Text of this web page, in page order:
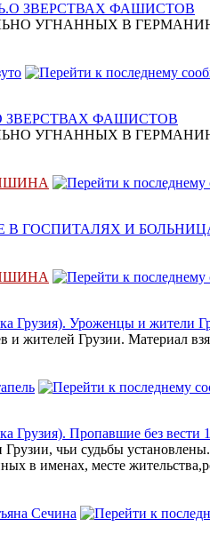
ЗВЕРСТВАХ ФАШИСТОВ
УГНАННЫХ В
ЗВЕРСТВАХ ФАШИСТОВ
УГНАННЫХ В
В ГОСПИТАЛЯХ И
Уроженцы и жители
и жителей Грузии. Материал
Пропавшие без вести
чьи судьбы
в именах, месте
Сечина